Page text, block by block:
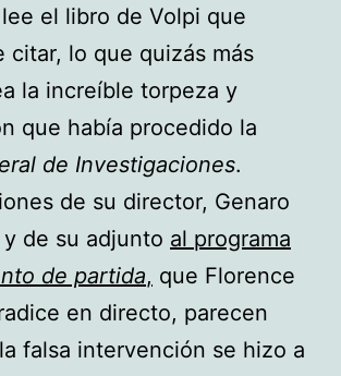
el libro de Volpi que
citar, lo que quizás más
la increíble torpeza y
que había procedido la
de Investigaciones.
de su director, Genaro
de su adjunto al programa
de partida, que Florence
en directo, parecen
falsa intervención se hizo a